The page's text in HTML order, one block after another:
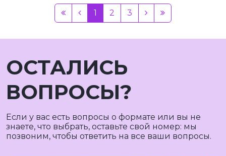
1 2 3
ОСТАЛИСЬ
ВОПРОСЫ?
Если у вас есть вопросы о формате или вы не
знаете, что выбрать, оставьте свой номер: мы
позвоним, чтобы ответить на все ваши вопросы.